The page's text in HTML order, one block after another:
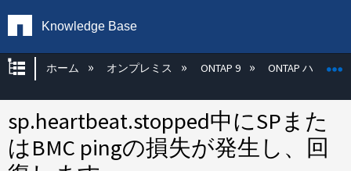
Knowledge Base
グローバル階層を展開/折りたたむ
ホーム オンプレミス ONTAP 9 ONTAP ハード
sp.heartbeat.stopped中にSPまた
はBMC pingの損失が発生し、回